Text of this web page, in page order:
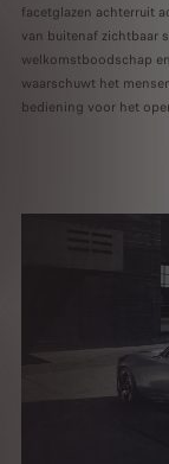
facetglazen achterruit
van buitenaf zichtbaar
welkomstboodschap
waarschuwt het
bediening voor het